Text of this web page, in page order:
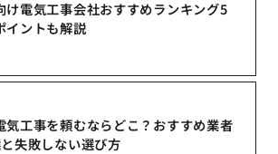
け電気工事会社おすすめランキング5
イントも解説
気工事を頼むならどこ？おすすめ業者
失敗しない選び方